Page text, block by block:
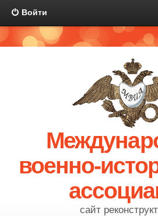
Войти
военно-
сайт